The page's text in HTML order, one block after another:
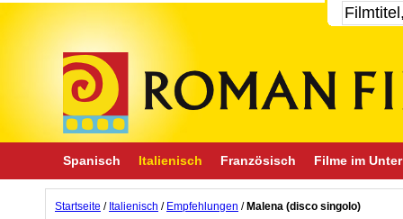
Spanisch Italienisch Französisch Filme im
Startseite / Italienisch / Empfehlungen / Malena (disco singolo)